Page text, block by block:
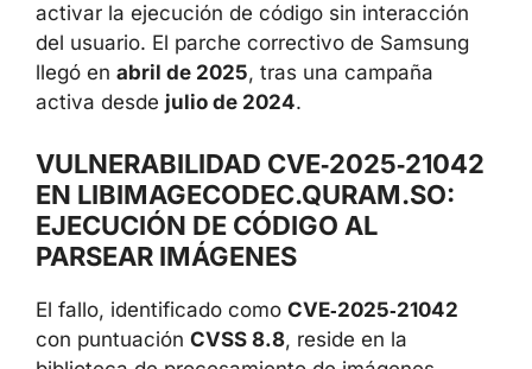
activar la ejecución de código sin interacción
del usuario. El parche correctivo de Samsung
llegó en abril de 2025, tras una campaña
activa desde julio de 2024.
VULNERABILIDAD CVE‑2025‑21042
EN LIBIMAGECODEC.QURAM.SO:
EJECUCIÓN DE CÓDIGO AL
PARSEAR IMÁGENES
El fallo, identificado como CVE‑2025‑21042
con puntuación CVSS 8.8, reside en la